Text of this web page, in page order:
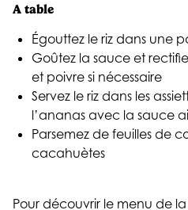
A table
Égouttez le riz dans une
Goûtez la sauce et
et poivre si nécessaire
Servez le riz dans les
l’ananas avec la sauce
Parsemez de feuilles de
cacahuètes
Pour découvrir le menu de